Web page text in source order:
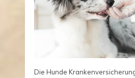
Die Hunde